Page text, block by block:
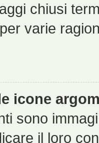
chiusi
varie
icone
sono
il loro